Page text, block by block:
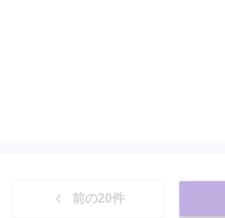
前の20件